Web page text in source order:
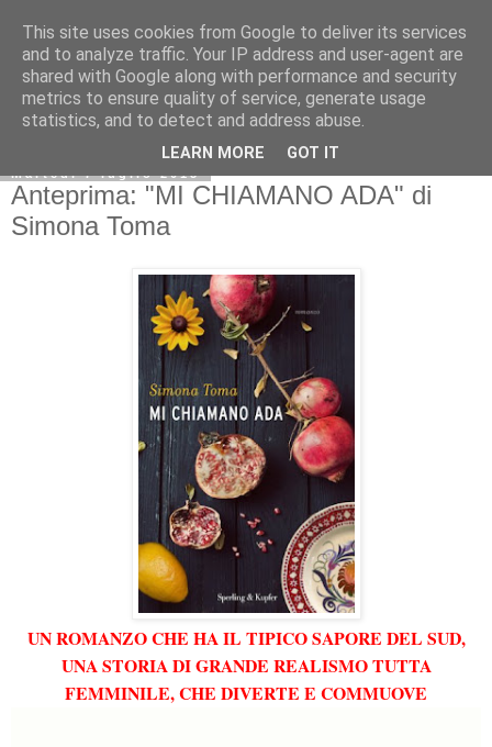
martedì 7 luglio 2015
Anteprima: "MI CHIAMANO ADA" di
Simona Toma
UN ROMANZO CHE HA IL TIPICO SAPORE DEL SUD,
UNA STORIA DI GRANDE REALISMO TUTTA
FEMMINILE, CHE DIVERTE E COMMUOVE
This site uses cookies from Google to deliver its services
and to analyze traffic. Your IP address and user-agent are
shared with Google along with performance and security
metrics to ensure quality of service, generate usage
statistics, and to detect and address abuse.
LEARN MORE GOT IT